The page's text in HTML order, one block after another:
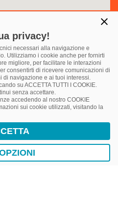
e
privacy!
necessari alla navigazione e
Utilizziamo i cookie anche per fornirti
migliore, per facilitare le interazioni
consentirti di ricevere comunicazioni di
di navigazione e ai tuoi interessi.
su ACCETTA TUTTI I COOKIE.
senza accettare.
accedendo al nostro COOKIE
sui cookie utilizzati, visitando la